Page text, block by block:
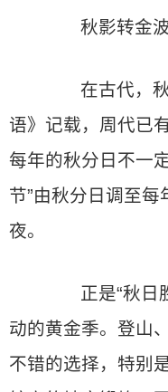
秋影转金
在古代，秋
语》记载，周代已
每年的秋分日不一
节”由秋分日调至
夜。
正是“秋日胜
动的黄金季。登山
不错的选择，特别